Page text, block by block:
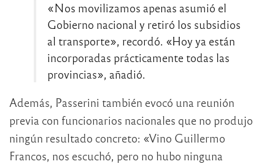
«Nos movilizamos apenas asumió el
Gobierno nacional y retiró los subsidios
al transporte», recordó. «Hoy ya están
incorporadas prácticamente todas las
provincias», añadió.
Además, Passerini también evocó una reunión
previa con funcionarios nacionales que no produjo
ningún resultado concreto: «Vino Guillermo
Francos, nos escuchó, pero no hubo ninguna